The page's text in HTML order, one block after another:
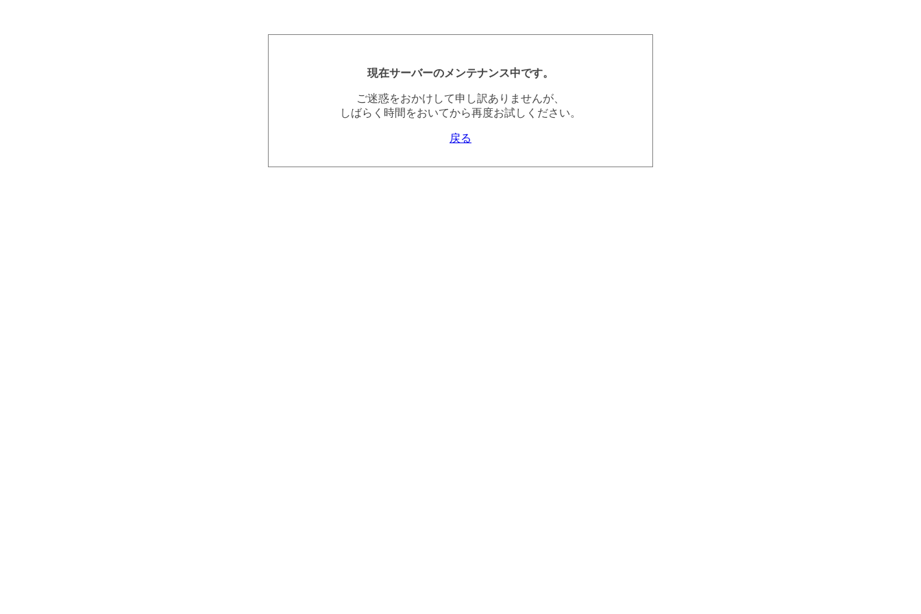
現在サーバーのメンテナンス中です。
ご迷惑をおかけして申し訳ありませんが、
しばらく時間をおいてから再度お試しください。
戻る